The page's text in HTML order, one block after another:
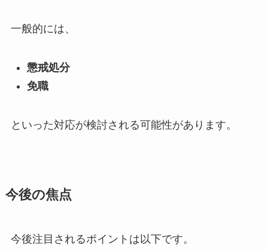
一般的には、
懲戒処分
免職
といった対応が検討される可能性があります。
今後の焦点
今後注目されるポイントは以下です。